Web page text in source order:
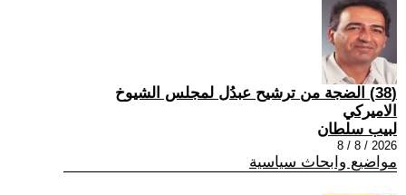
(38) الضجة من ترشيح عبدُل لمجلس الشيوخ
الاميركي
لبيب سلطان
2026 / 8 / 8
مواضيع وابحاث سياسية